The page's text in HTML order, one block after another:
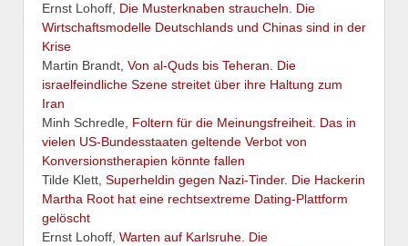
Ernst Lohoff, Die Musterknaben straucheln. Die
Wirtschaftsmodelle Deutschlands und Chinas sind in der
Krise
Martin Brandt, Von al-Quds bis Teheran. Die
israelfeindliche Szene streitet über ihre Haltung zum
Iran
Minh Schredle, Foltern für die Meinungsfreiheit. Das in
vielen US-Bundesstaaten geltende Verbot von
Konversionstherapien könnte fallen
Tilde Klett, Superheldin gegen Nazi-Tinder. Die Hackerin
Martha Root hat eine rechtsextreme Dating-Plattform
gelöscht
Ernst Lohoff, Warten auf Karlsruhe. Die